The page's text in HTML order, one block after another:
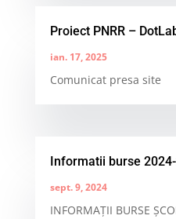
Proiect PNRR –
ian. 17, 2025
Comunicat presa site
Informatii burse
sept. 9, 2024
INFORMAȚII BURSE